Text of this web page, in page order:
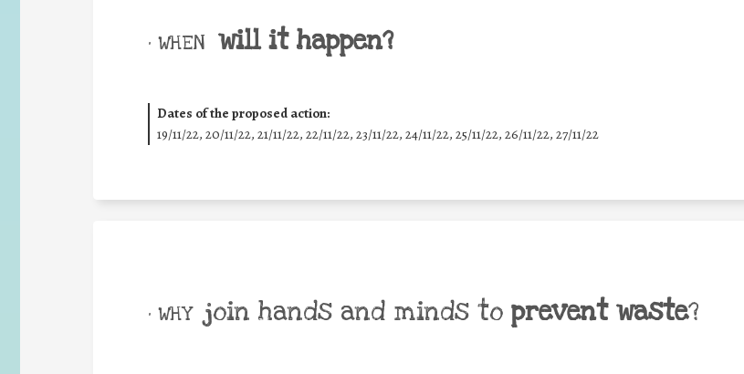
• WHEN will it happen?
Dates of the proposed action:
19/11/22, 20/11/22, 21/11/22, 22/11/22, 23/11/22, 24/11/22, 25/11/22, 26/11/22, 27/11/22
• WHY join hands and minds to prevent waste?